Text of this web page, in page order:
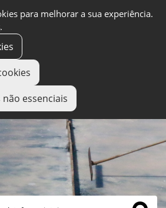
para melhorar a sua experiência.
.
essenciais